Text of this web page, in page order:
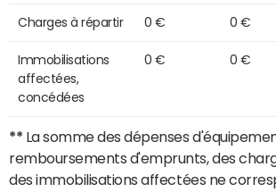
Charges à répartir 0 € 0 €
Immobilisations
affectées,
concédées
0 € 0 €
** La somme des dépenses
remboursements d'emprunts, des
des immobilisations affectées ne